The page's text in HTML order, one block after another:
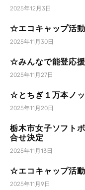
2025年12月3日
☆エコキャップ活
2025年11月30日
☆みんなで能登応
2025年11月27日
☆とちぎ１万本ノ
2025年11月20日
栃木市女子ソフト
合せ決定
2025年11月13日
☆エコキャップ活
2025年11月9日